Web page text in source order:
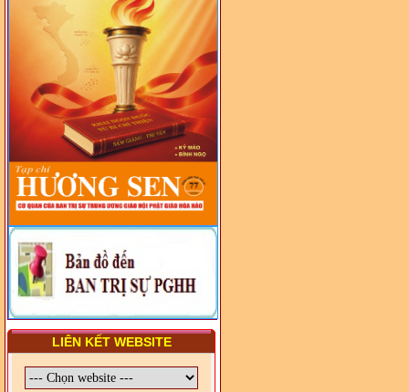
TRUNG ƯƠNG, BAN ĐẠI
DIỆN TỈNH VÀ GIÁO LÝ
VIÊN - CHUYÊN ĐỀ: NHỮNG
VẤN ĐỀ CHUNG VỀ PHÁP
LUẬT VÀ HỆ THỐNG PHÁP
LUẬT VIỆT NAM
- LỚP TẬP HUẤN LỊCH SỬ,
PHÁP LUẬT VIỆT NAM VÀ
HIẾN CHƯƠNG GIÁO HỘI
PGHH NHIỆM KỲ VI (2024-
2029) CHO TRỊ SỰ VIÊN
TRUNG ƯƠNG, BAN ĐẠI
DIỆN TỈNH VÀ GIÁO LÝ
VIÊN - CHUYÊN ĐỀ: SỰ RA
ĐỜI, BẢN CHẤT, CHỨC
NĂNG VÀ HÌNH THỨC CỦA
NƯỚC CHXHCN VIỆT NAM
LIÊN KẾT WEBSITE